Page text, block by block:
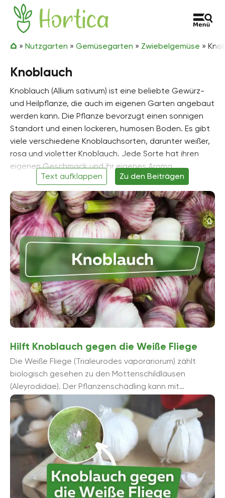
Zum Inhalt springen
Hortica
» Nutzgarten » Gemüsegarten » Zwiebelgemüse »
Knoblauch
Knoblauch (Allium sativum) ist eine beliebte Gewürz-
und Heilpflanze, die auch im eigenen Garten angebaut
werden kann. Die Pflanze bevorzugt einen sonnigen
Standort und einen lockeren, humosen Boden. Es gibt
viele verschiedene Knoblauchsorten, darunter weißer,
rosa und violetter Knoblauch. Jede Sorte hat ihren
eigenen Geschmack und ihr eigenes Aroma.
Knoblauch ist nicht nur eine schmackhafte Zutat in
vielen Gerichten, sondern er hat auch eine Reihe von
positiven Eigenschaften für die Gesundheit. So soll er
z.B. entzündungshemmend und antibakteriell wirken.
Text aufklappen Zu den Beiträgen
Hilft Knoblauch gegen die Weiße Fliege
Die Weiße Fliege (Trialeurodes vaporariorum) zählt
biologisch gesehen zu den Mottenschildläusen
(Aleyrodidae). Der Pflanzenschädling kann mit
Hausmitteln bekämpft werden. Hier erfahren Sie, ob
auch Knoblauch ...